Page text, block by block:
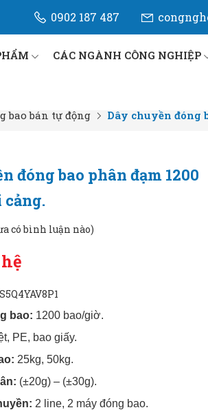
0902 187 487
CÁC NGÀNH CÔNG NGHIỆP
bao bán tự động Dây chuyền đóng
đóng bao phân đạm 1200
cảng.
có bình luận nào)
S5Q4YAV8P1
bao: 1200 bao/giờ.
PE, bao giấy.
25kg, 50kg.
(±20g) – (±30g).
2 line, 2 máy đóng bao.